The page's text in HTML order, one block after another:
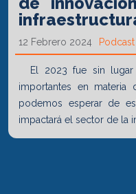
12 Febrero 2024 Podcast
El 2023 fue sin lugar
importantes en materia
podemos esperar de
impactará el sector de la